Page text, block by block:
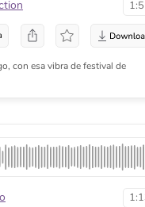
con esa vibra de festival de